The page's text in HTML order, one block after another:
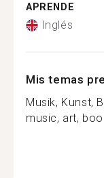
APRENDE
Inglés
Mis temas
Musik, Kunst,
music, art,